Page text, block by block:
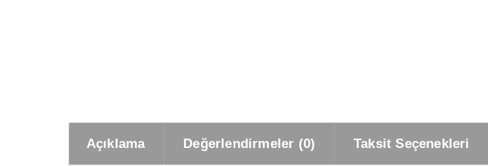
Açıklama Değerlendirmeler (0) Taksit Seçenekleri